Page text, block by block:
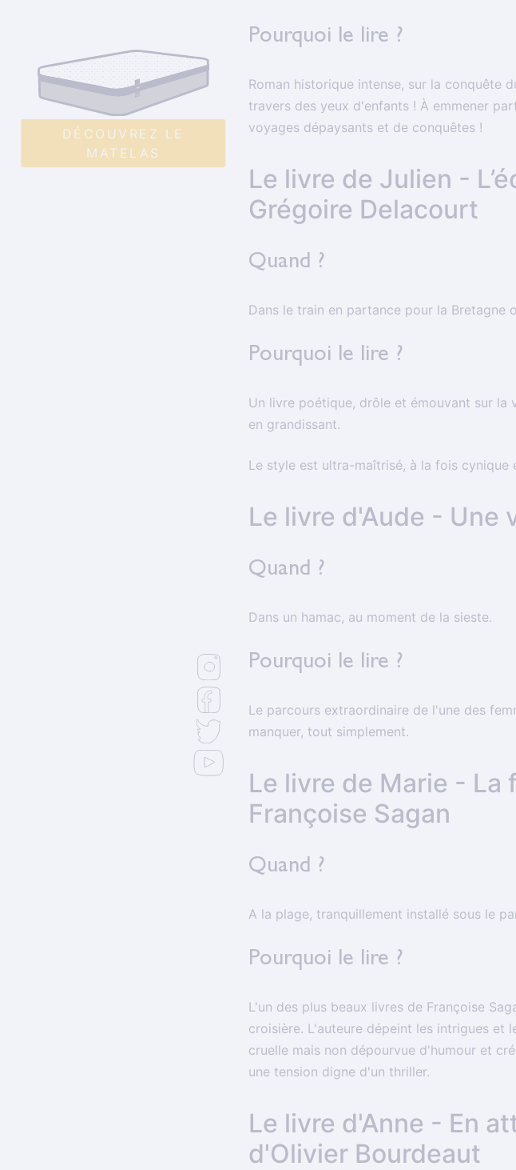
DÉCOUVREZ LE
MATELAS
Pourquoi le lire ?
Roman historique intense, sur la conquête
travers des yeux d'enfants ! À emmener
voyages dépaysants et de conquêtes !
Le livre de Julien -
Grégoire Delacourt
Quand ?
Dans le train en partance pour la
Pourquoi le lire ?
Un livre poétique, drôle et émouvant sur
en grandissant.
Le style est ultra-maîtrisé, à la fois cynique
Le livre d'Aude - Une
Quand ?
Dans un hamac, au moment de la sieste.
Pourquoi le lire ?
Le parcours extraordinaire de l'une des
manquer, tout simplement.
Le livre de Marie - La
Françoise Sagan
Quand ?
A la plage, tranquillement installé sous le
Pourquoi le lire ?
L'un des plus beaux livres de Françoise
croisière. L'auteure dépeint les intrigues et
cruelle mais non dépourvue d'humour et
une tension digne d'un thriller.
Le livre d'Anne - En
d'Olivier Bourdeaut